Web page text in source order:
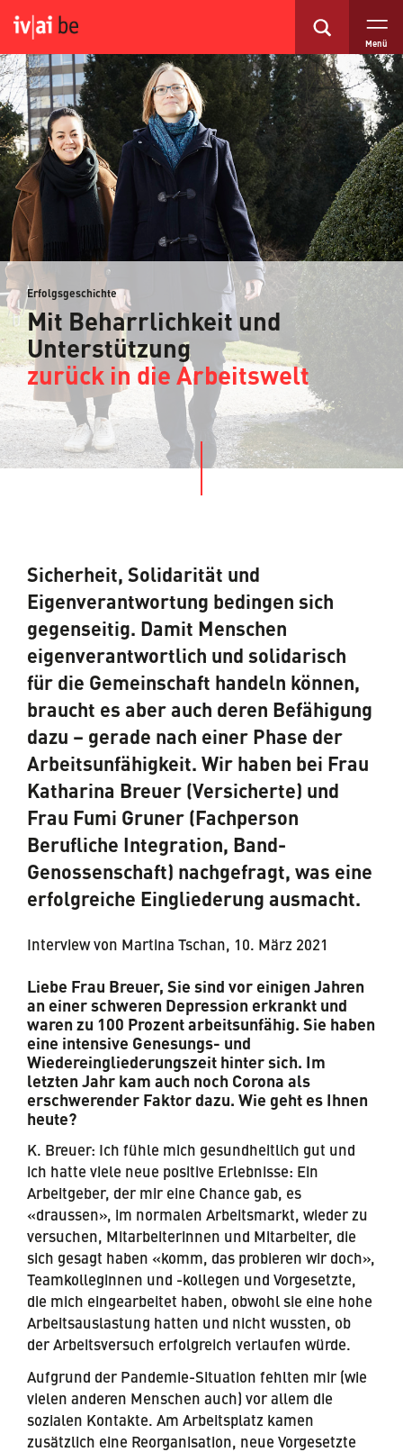
Menü
Erfolgsgeschichte
Mit Beharrlichkeit und
Unterstützung
zurück in die Arbeitswelt
Sicherheit, Solidarität und
Eigenverantwortung bedingen sich
gegenseitig. Damit Menschen
eigenverantwortlich und solidarisch
für die Gemeinschaft handeln können,
braucht es aber auch deren Befähigung
dazu – gerade nach einer Phase der
Arbeitsunfähigkeit. Wir haben bei Frau
Katharina Breuer (Versicherte) und
Frau Fumi Gruner (Fachperson
Berufliche Integration, Band-
Genossenschaft) nachgefragt, was eine
erfolgreiche Eingliederung ausmacht.
Interview von Martina Tschan, 10. März 2021
Liebe Frau Breuer, Sie sind vor einigen Jahren
an einer schweren Depression erkrankt und
waren zu 100 Prozent arbeitsunfähig. Sie haben
eine intensive Genesungs- und
Wiedereingliederungszeit hinter sich. Im
letzten Jahr kam auch noch Corona als
erschwerender Faktor dazu. Wie geht es Ihnen
heute?
K. Breuer: Ich fühle mich gesundheitlich gut und
ich hatte viele neue positive Erlebnisse: Ein
Arbeitgeber, der mir eine Chance gab, es
«draussen», im normalen Arbeitsmarkt, wieder zu
versuchen, Mitarbeiterinnen und Mitarbeiter, die
sich gesagt haben «komm, das probieren wir doch»,
Teamkolleginnen und -kollegen und Vorgesetzte,
die mich eingearbeitet haben, obwohl sie eine hohe
Arbeitsauslastung hatten und nicht wussten, ob
der Arbeitsversuch erfolgreich verlaufen würde.
Aufgrund der Pandemie-Situation fehlten mir (wie
vielen anderen Menschen auch) vor allem die
sozialen Kontakte. Am Arbeitsplatz kamen
zusätzlich eine Reorganisation, neue Vorgesetzte